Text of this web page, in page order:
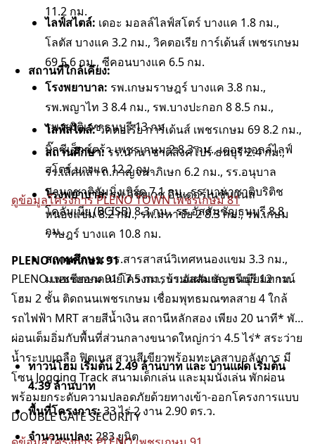
ไลฟ์สไตล์: เดอะ มอลล์ไลฟ์สโตร์ บางแค 1.8 กม.,
โลตัส บางแค 3.2 กม., วิคตอเรีย การ์เด้นส์ เพชรเกษม
69 5.6 กม., ซีคอนบางแค 6.5 กม.
โรงพยาบาล: รพ.เกษมราษฎร์ บางแค 3.8 กม.,
รพ.พญาไท 3 8.4 กม., รพ.บางปะกอก 8 8.5 กม.,
รพ.สมิติเวช ธนบุรี 13 กม.
สถานศึกษา:รร.นานาชาติสิงคโปร์ ธนบุรี 2.4 กม.,
รร.เลิศหล้า ถ.กาญจนาภิเษก 6.2 กม., รร.อนุบาล
นานาชาติฮัมมิ่งเบิร์ด 7.1 กม., รร.นานาชาติบริติช
โคลัมเบีย (BCISB) 8.3 กม., รร.อัสสัมชัญธนบุรี 8.8
กม.
11.2 กม.
สถานที่ใกล้เคียง:
ไลฟ์สไตล์:วิคตอเรีย การ์เด้นส์ เพชรเกษม 69 8.2 กม.,
บิ๊กซีเอ็กซ์ตร้า เพชรเกษม 2 8.3 กม., เดอะมอลล์ไลฟ์
สโตร์ บางแค 12.2 กม.
โรงพยาบาล:รพ.วิชัยเวช อินเตอร์เนชั่นแนล
หนองแขม 8.2 กม., รพ.มหาชัย 2 8.3 กม., รพ.เกษม
ราษฎร์ บางแค 10.8 กม.
สถานศึกษา:รร.สารสาสน์วิเทศหนองเเขม 3.3 กม.,
ม.เอเชียอาคเนย์ 7.5 กม., รร.อัสสัมชัญธนบุรี 12 กม.
ดูข้อมูลโครงการ PLENO TOWN เพชรเกษม 81
PLENO เพชรเกษม 91
PLENO เพชรเกษม 91 โครงการบ้านแฝดและพรีเมียมทาวน์
โฮม 2 ชั้น ติดถนนเพชรเกษม เชื่อมพุทธมณฑลสาย 4 ใกล้
รถไฟฟ้า MRT สายสีน้ำเงิน สถานีหลักสอง เพียง 20 นาที* พัก
ผ่อนเต็มอิ่มกับพื้นที่ส่วนกลางขนาดใหญ่กว่า 4.5 ไร่* สระว่าย
น้ำระบบเกลือ ฟิตเนส สวนสีเขียวพร้อมทะเลสาบอลังการ มี
โซน Jogging Track สนามเด็กเล่น และมุมนั่งเล่น พักผ่อน
พร้อมยกระดับความปลอดภัยด้วยทางเข้า-ออกโครงการแบบ
DOUBLE GATE SECURITY
ทาวน์โฮม เริ่มต้น 2.49 ล้านบาท และ บ้านแฝด เริ่มต้น
4.39 ล้านบาท
พื้นที่โครงการ:33 ไร่ 2 งาน 2.90 ตร.ว.
จำนวนแปลง:283 ยูนิต